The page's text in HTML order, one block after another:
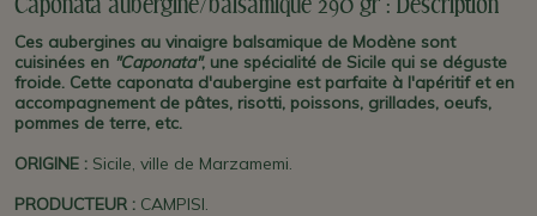
Caponata aubergine/balsamique 290 gr : Description
Ces aubergines au vinaigre balsamique de Modène sont
cuisinées en "Caponata", une spécialité de Sicile qui se déguste
froide. Cette caponata d'aubergine est parfaite à l'apéritif et en
accompagnement de pâtes, risotti, poissons, grillades, oeufs,
pommes de terre, etc.
ORIGINE : Sicile, ville de Marzamemi.
PRODUCTEUR : CAMPISI.